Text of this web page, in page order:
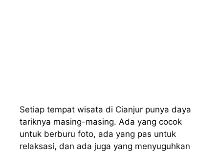
Setiap tempat wisata di Cianjur punya daya
tariknya masing-masing. Ada yang cocok
untuk berburu foto, ada yang pas untuk
relaksasi, dan ada juga yang menyuguhkan